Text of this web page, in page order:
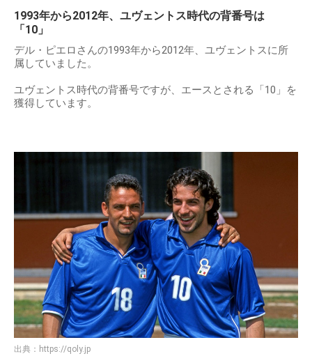
1993年から2012年、ユヴェントス時代の背番号は
「10」
デル・ピエロさんの1993年から2012年、ユヴェントスに所
属していました。
ユヴェントス時代の背番号ですが、エースとされる「10」を
獲得しています。
出典： https://qoly.jp